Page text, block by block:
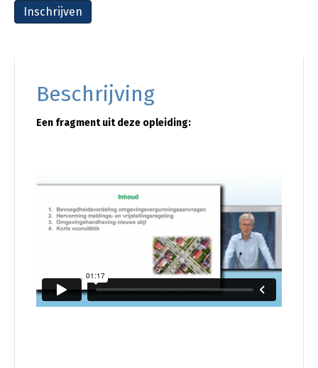
Inschrijven
Beschrijving
Een fragment uit deze opleiding: